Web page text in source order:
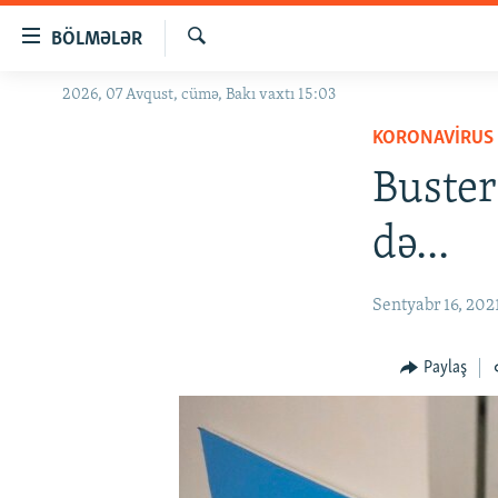
BÖLMƏLƏR
GÜNDƏM
Axtar
2026, 07 Avqust, cümə, Bakı vaxtı 15:03
KORONAVIRUS
də...
Sentyabr 16,
Paylaş